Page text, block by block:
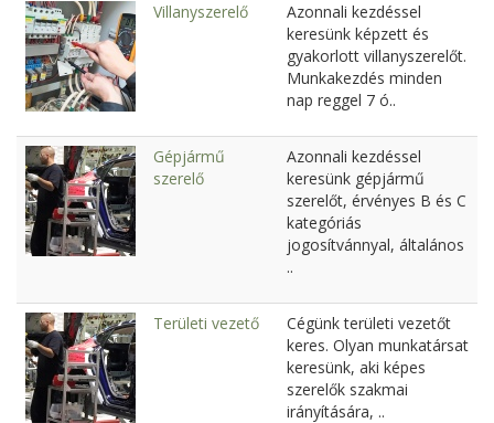
Villanyszerelő
Azonnali kezdéssel
keresünk képzett és
gyakorlott villanyszerelőt.
Munkakezdés minden
nap reggel 7 ó..
Gépjármű
szerelő
Azonnali kezdéssel
keresünk gépjármű
szerelőt, érvényes B és C
kategóriás
jogosítvánnyal, általános
..
Területi vezető
Cégünk területi vezetőt
keres. Olyan munkatársat
keresünk, aki képes
szerelők szakmai
irányítására, ..